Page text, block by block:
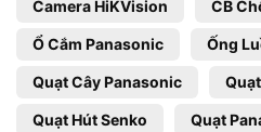
Camera HiKVision CB
Ổ Cắm Panasonic Ống
Quạt Cây Panasonic
Quạt Hút Senko Quạt